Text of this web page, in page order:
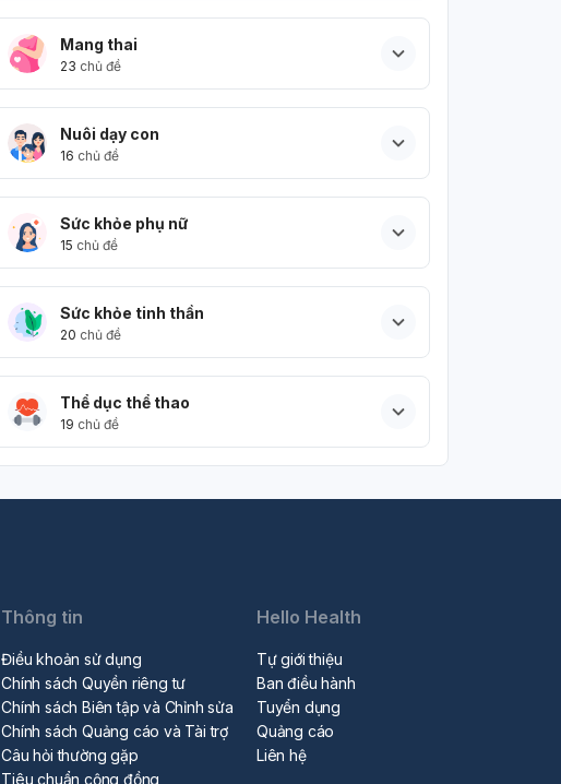
Mang thai
23 chủ đề
Nuôi dạy con
16 chủ đề
Sức khỏe phụ nữ
15 chủ đề
Sức khỏe tinh thần
20 chủ đề
Thể dục thể thao
19 chủ đề
Thông tin
Điều khoản sử dụng
Chính sách Quyền riêng tư
Chính sách Biên tập và Chỉnh sửa
Chính sách Quảng cáo và Tài trợ
Câu hỏi thường gặp
Tiêu chuẩn cộng đồng
Hello Health
Tự giới thiệu
Ban điều hành
Tuyển dụng
Quảng cáo
Liên hệ